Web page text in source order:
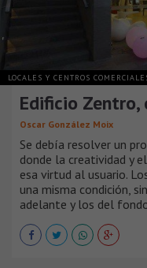
LOCALES Y CENTROS
Edificio Zentro,
Oscar González Moix
Se debía resolver un
donde la creatividad y
esa virtud al usuario.
una misma condición,
adelante y los del